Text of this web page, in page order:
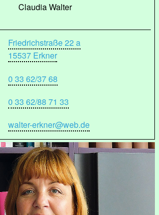
Claudia Walter
Friedrichstraße 22 a
15537 Erkner
0 33 62/37 68
0 33 62/88 71 33
walter-erkner@web.de